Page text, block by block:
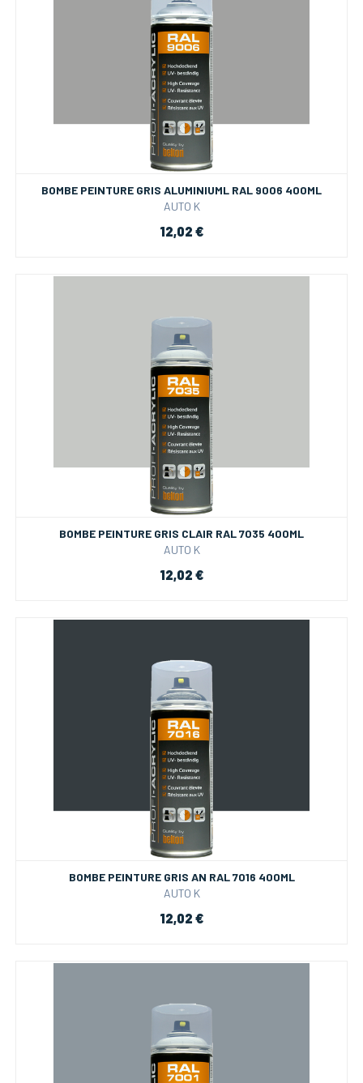
BOMBE PEINTURE GRIS ALUMINIUML RAL 9006 400ML
AUTO K
12,02 €
BOMBE PEINTURE GRIS CLAIR RAL 7035 400ML
AUTO K
12,02 €
BOMBE PEINTURE GRIS AN RAL 7016 400ML
AUTO K
12,02 €